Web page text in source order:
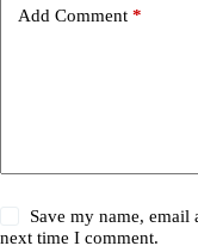
Add Comment *
Save my name,
next time I comment.